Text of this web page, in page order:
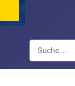
Suchen